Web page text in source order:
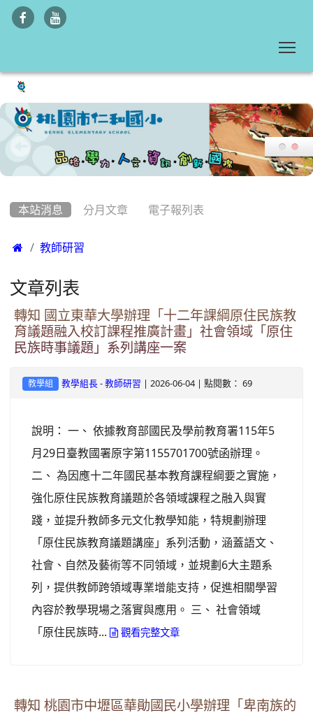
本站消息 分月文章 電子報列表
 教師研習
文章列表
轉知 國立東華大學辦理「十二年課綱原住民族教
育議題融入校訂課程推廣計畫」社會領域「原住
民族時事議題」系列講座一案
教學組 教學組長- 教師研習 | 2026-06-04 | 點閱數： 69
說明： 一、 依據教育部國民及學前教育署115年5
月29日臺教國署原字第1155701700號函辦理。
二、 為因應十二年國民基本教育課程綱要之實施，
強化原住民族教育議題於各領域課程之融入與實
踐，並提升教師多元文化教學知能，特規劃辦理
「原住民族教育議題講座」系列活動，涵蓋語文、
社會、自然及藝術等不同領域，並規劃6大主題系
列，提供教師跨領域專業增能支持，促進相關學習
內容於教學現場之落實與應用。 三、 社會領域
「原住民族時...
觀看完整文章
轉知 桃園市中壢區華勛國民小學辦理「卑南族的